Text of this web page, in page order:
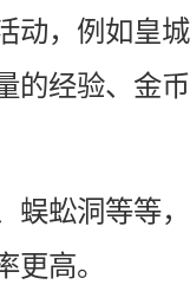
动，例如皇
的经验、金
蜈蚣洞等等
更高。